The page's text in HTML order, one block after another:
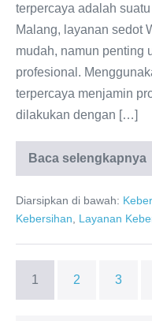
terpercaya adalah
Malang, layanan sedot
mudah, namun penting
profesional.
terpercaya menjamin
dilakukan dengan […]
Baca selengkapnya
Layanan
Sedot
Singosari
Malang:
Tepat
Diarsipkan di bawah:
Kebersihan
Layanan
1 2 3